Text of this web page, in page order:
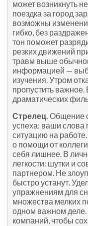
может возникнуть
поездка за город
возможны
гибко, без
тон поможет
резких движений
травм выше
информацией —
изучения. Утром
пропустить
драматических
Стрелец. Общение
успеха: ваши слова
ситуацию на
о помощи от
себя лишнее. В
легкости: шутки и
партнером. Не
быстро устанут.
упражнениям для
множества мелких
одном важном
компаний, чтобы